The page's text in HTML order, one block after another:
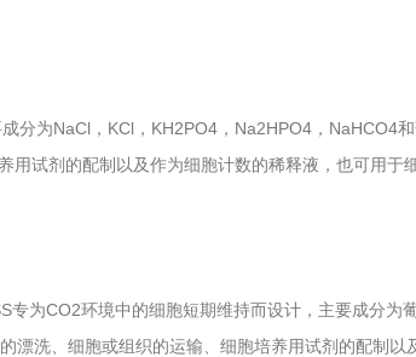
为NaCl，KCl，KH2PO4，Na2HPO4，NaHCO4和
试剂的配制以及作为细胞计数的稀释液，也可用于
CO2环境中的细胞短期维持而设计，主要成分为
洗、细胞或组织的运输、细胞培养用试剂的配制以